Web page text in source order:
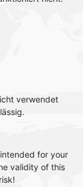
verwendet
for your
validity of this